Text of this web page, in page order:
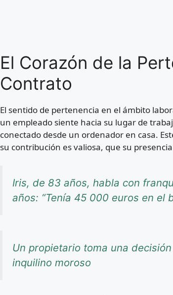
El Corazón de la
Contrato
El sentido de pertenencia en el ámbito
un empleado siente hacia su lugar de
conectado desde un ordenador en casa.
su contribución es valiosa, que su
Iris, de 83 años, habla con
años: “Tenía 45 000 euros en el
Un propietario toma una
inquilino moroso